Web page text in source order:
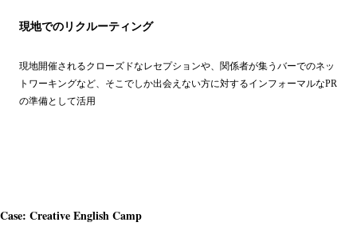
現地でのリクルーティング
現地開催されるクローズドなレセプションや、関係者が集うバーでのネッ
トワーキングなど、そこでしか出会えない方に対するインフォーマルなPR
の準備として活用
Case: Creative English Camp